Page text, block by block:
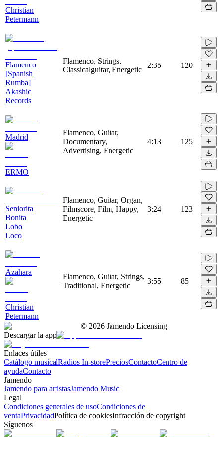
Christian
Petermann
Flamenco
[Spanish
Rumba]
Akashic
Records
Flamenco, Strings,
Classicalguitar, Energetic
2:35 120
Madrid
ERMO
Flamenco, Guitar,
Documentary,
Advertising, Energetic
4:13 125
Seniorita
Bonita
Lobo
Loco
Flamenco, Guitar, Organ,
Filmscore, Film, Happy,
Energetic
3:24 123
Azahara
Christian
Petermann
Flamenco, Guitar, Strings,
Traditional, Energetic
3:55 85
© 2026 Jamendo Licensing
Descargar la app
Enlaces útiles
Catálogo musicalRadios In-storePreciosContactoCentro de
ayudaContacto
Jamendo
Jamendo para artistasJamendo Music
Legal
Condiciones generales de usoCondiciones de
ventaPrivacidadPolítica de cookiesInfracción de copyright
Síguenos